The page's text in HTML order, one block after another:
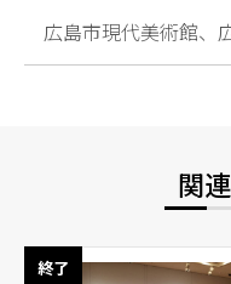
広島市現代美術館、
関
終了